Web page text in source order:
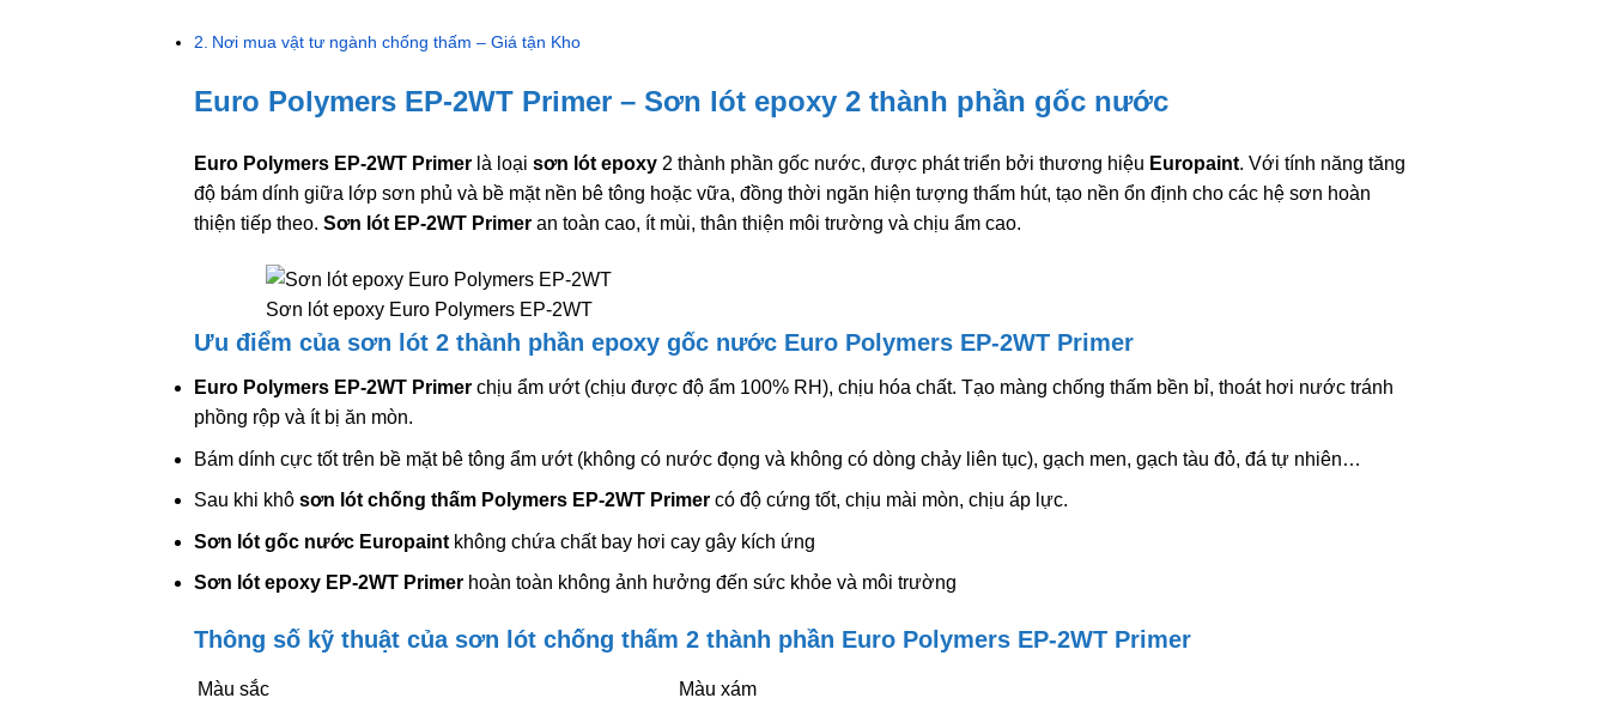
Nơi mua vật tư ngành chống thấm – Giá tận Kho
Euro Polymers EP-2WT Primer – Sơn lót epoxy 2 thành phần gốc nước
Euro Polymers EP-2WT Primer là loại sơn lót epoxy 2 thành phần gốc nước, được phát triển bởi thương hiệu Europaint. Với tính năng tăng
độ bám dính giữa lớp sơn phủ và bề mặt nền bê tông hoặc vữa, đồng thời ngăn hiện tượng thấm hút, tạo nền ổn định cho các hệ sơn hoàn
thiện tiếp theo. Sơn lót EP-2WT Primer an toàn cao, ít mùi, thân thiện môi trường và chịu ẩm cao.
Sơn lót epoxy Euro Polymers EP-2WT
Ưu điểm của sơn lót 2 thành phần epoxy gốc nước Euro Polymers EP-2WT Primer
Euro Polymers EP-2WT Primer chịu ẩm ướt (chịu được độ ẩm 100% RH), chịu hóa chất. Tạo màng chống thấm bền bỉ, thoát hơi nước tránh
phồng rộp và ít bị ăn mòn.
Bám dính cực tốt trên bề mặt bê tông ẩm ướt (không có nước đọng và không có dòng chảy liên tục), gạch men, gạch tàu đỏ, đá tự nhiên…
Sau khi khô sơn lót chống thấm Polymers EP-2WT Primer có độ cứng tốt, chịu mài mòn, chịu áp lực.
Sơn lót gốc nước Europaint không chứa chất bay hơi cay gây kích ứng
Sơn lót epoxy EP-2WT Primer hoàn toàn không ảnh hưởng đến sức khỏe và môi trường
Thông số kỹ thuật của sơn lót chống thấm 2 thành phần Euro Polymers EP-2WT Primer
Màu sắc
Màu xám